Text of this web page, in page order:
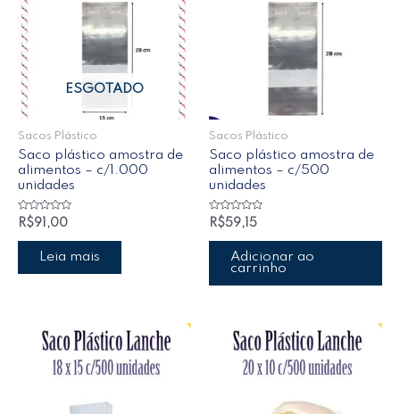
ESGOTADO
Sacos Plástico
Saco plástico amostra de
alimentos – c/1.000
unidades
Avaliação
0
de
R$91,00
Leia mais
Sacos Plástico
Saco plástico amostra de
alimentos – c/500
unidades
Avaliação
0
de
R$59,15
Adicionar ao
carrinho